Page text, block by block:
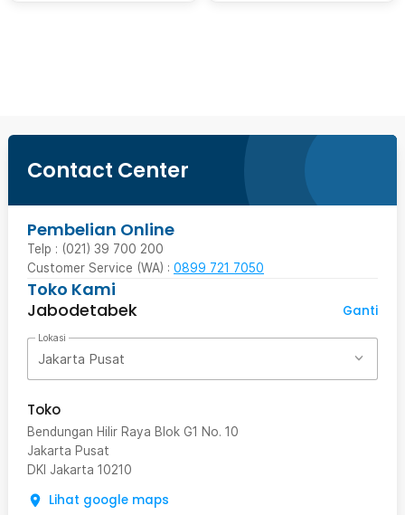
Contact Center
Pembelian Online
Telp : (021) 39 700 200
Customer Service (WA) : 0899 721 7050
Toko Kami
Jabodetabek
Ganti
Lokasi
Jakarta Pusat
Toko
Bendungan Hilir Raya Blok G1 No. 10
Jakarta Pusat
DKI Jakarta 10210
Lihat google maps